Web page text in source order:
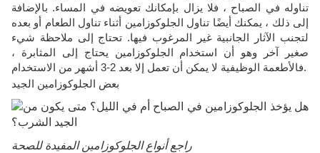
تناوله في الصباح ، فلا يزال بإمكانك تعويضه في المساء. بالإضافة
إلى ذلك ، يمكنك أيضًا تناول الجلوكوزامين أثناء تناول الطعام أو بعده
لتجنب الآثار الجانبية غير المرغوب فيها. تحتاج إلى ملاحظة شيء
صغير آخر وهو أن استخدام الجلوكوزامين يحتاج إلى المثابرة ،
فالأطعمة الوظيفية لا يمكن أن تعمل إلا بعد 2-3 أشهر من الاستخدام.
بعض الجلوكوزامين الجيد
راجع أنواع الجلوكوزامين المفيدة للصحة